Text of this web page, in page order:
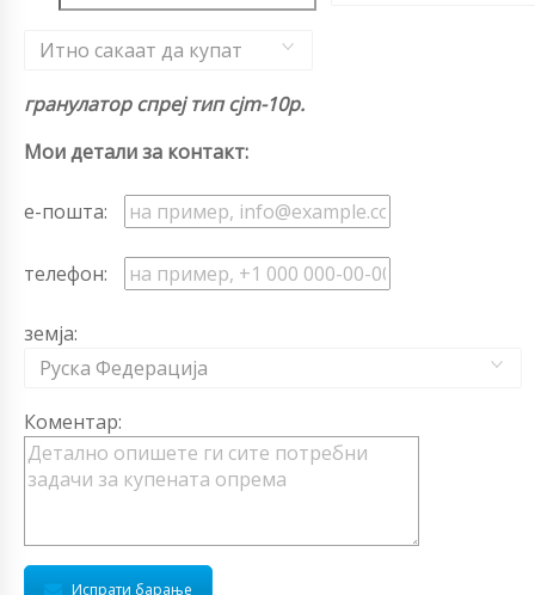
Итно сакаат да купат
гранулатор спреј тип cjm-10p.
Мои детали за контакт:
е-пошта:
телефон:
земја:
Руска Федерација
Коментар:
Испрати барање